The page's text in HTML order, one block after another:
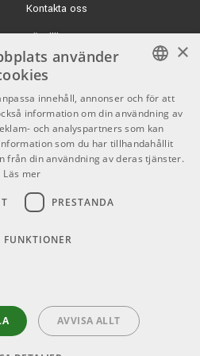
programvara gör det
utan livekälla.
nätverksteknik integreras SE
EarMix 16M och andra
Detta ger ett skalbart system
UC möjliggör trådlös styrning av
som fristående mixer,
eller stagebox. Den lämpar sig
R106 7175 kr/st
Kontakta oss
Köpvillkor
Butiken
Varumärken
GDPR & Cookies
Kontakt
Info
Mån-Fre: 10.00-18.00
Helgdagar
SWEDISH
ENGLISH
×
använder
innehåll, annonser och för att
information om din användning av
och analyspartners som kan
som du har tillhandahållit
från din användning av deras tjänster.
Läs mer
PRESTANDA
FUNKTIONER
AVVISA ALLT